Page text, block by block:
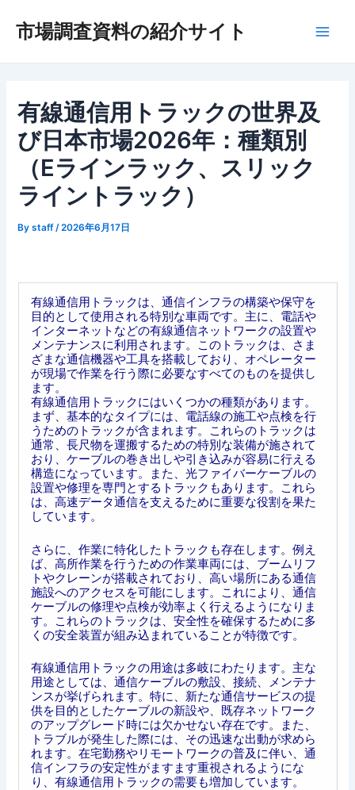
市場調査資料の紹介サイト
有線通信用トラックの世界及
び日本市場2026年：種類別
（Eラインラック、スリック
ライントラック）
Bystaff /2026年6月17日
有線通信用トラックは、通信インフラの構築や保守を
目的として使用される特別な車両です。主に、電話や
インターネットなどの有線通信ネットワークの設置や
メンテナンスに利用されます。このトラックは、さま
ざまな通信機器や工具を搭載しており、オペレーター
が現場で作業を行う際に必要なすべてのものを提供し
ます。
有線通信用トラックにはいくつかの種類があります。
まず、基本的なタイプには、電話線の施工や点検を行
うためのトラックが含まれます。これらのトラックは
通常、長尺物を運搬するための特別な装備が施されて
おり、ケーブルの巻き出しや引き込みが容易に行える
構造になっています。また、光ファイバーケーブルの
設置や修理を専門とするトラックもあります。これら
は、高速データ通信を支えるために重要な役割を果た
しています。
さらに、作業に特化したトラックも存在します。例え
ば、高所作業を行うための作業車両には、ブームリフ
トやクレーンが搭載されており、高い場所にある通信
施設へのアクセスを可能にします。これにより、通信
ケーブルの修理や点検が効率よく行えるようになりま
す。これらのトラックは、安全性を確保するために多
くの安全装置が組み込まれていることが特徴です。
有線通信用トラックの用途は多岐にわたります。主な
用途としては、通信ケーブルの敷設、接続、メンテナ
ンスが挙げられます。特に、新たな通信サービスの提
供を目的としたケーブルの新設や、既存ネットワーク
のアップグレード時には欠かせない存在です。また、
トラブルが発生した際には、その迅速な出動が求めら
れます。在宅勤務やリモートワークの普及に伴い、通
信インフラの安定性がますます重視されるようにな
り、有線通信用トラックの需要も増加しています。